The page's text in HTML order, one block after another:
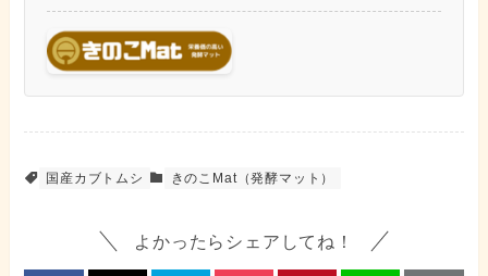
国産カブトムシ きのこMat（発酵マット）
よかったらシェアしてね！